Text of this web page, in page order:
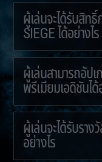
ผู้เล่นจะได้รับสิท
SIEGE ได้อย่างไร
ผู้เล่นสามารถอัปเ
พรีเมียมเอดิชันได้
ผู้เล่นจะได้รับรา
อย่างไร